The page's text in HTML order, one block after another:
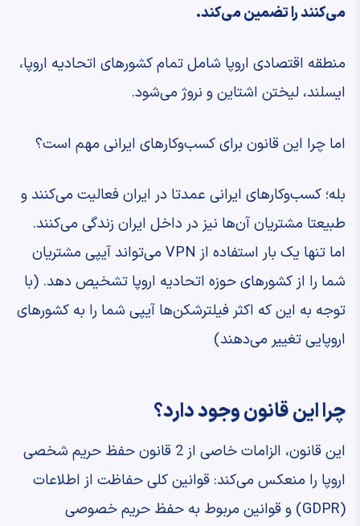
می‌کنند را تضمین می‌کند.
منطقه اقتصادی اروپا شامل تمام کشورهای اتحادیه اروپا،
ایسلند، لیختن اشتاین و نروژ می‌شود.
اما چرا این قانون برای کسب‌وکارهای ایرانی مهم است؟
بله؛ کسب‌وکارهای ایرانی عمدتا در ایران فعالیت می‌کنند و
طبیعتا مشتریان آن‌ها نیز در داخل ایران زندگی می‌کنند.
اما تنها یک بار استفاده از VPN می‌تواند آیپی مشتریان
شما را از کشورهای حوزه اتحادیه اروپا تشخیص دهد. (با
توجه به این که اکثر فیلترشکن‌ها آیپی شما را به کشورهای
اروپایی تغییر می‌دهند)
چرا این قانون وجود دارد؟
این قانون،‌ الزامات خاصی از 2 قانون حفظ حریم شخصی
اروپا را منعکس می‌کند: قوانین کلی حفاظت از اطلاعات
(GDPR) و قوانین مربوط به حفظ حریم خصوصی